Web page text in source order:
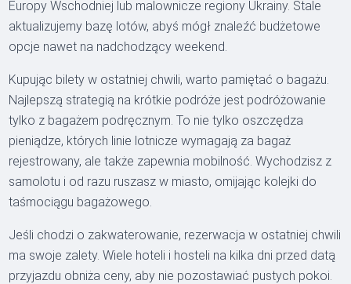
Europy Wschodniej lub malownicze regiony Ukrainy. Stale
aktualizujemy bazę lotów, abyś mógł znaleźć budżetowe
opcje nawet na nadchodzący weekend.
Kupując bilety w ostatniej chwili, warto pamiętać o bagażu.
Najlepszą strategią na krótkie podróże jest podróżowanie
tylko z bagażem podręcznym. To nie tylko oszczędza
pieniądze, których linie lotnicze wymagają za bagaż
rejestrowany, ale także zapewnia mobilność. Wychodzisz z
samolotu i od razu ruszasz w miasto, omijając kolejki do
taśmociągu bagażowego.
Jeśli chodzi o zakwaterowanie, rezerwacja w ostatniej chwili
ma swoje zalety. Wiele hoteli i hosteli na kilka dni przed datą
przyjazdu obniża ceny, aby nie pozostawiać pustych pokoi.